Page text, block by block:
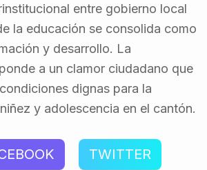
entre gobierno local
la educación se consolida como
y desarrollo. La
a un clamor ciudadano que
dignas para la
y adolescencia en el cantón.
TWITTER